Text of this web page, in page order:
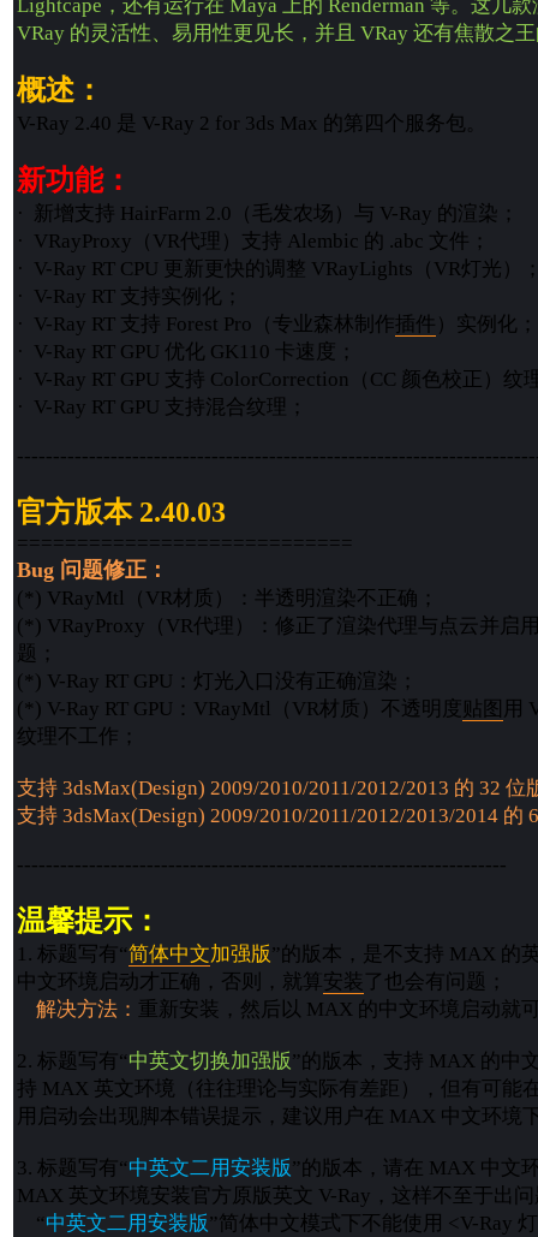
Lightcape，还有运行在 Maya 上的 Renderman 等。这几
VRay 的灵活性、易用性更见长，并且 VRay 还有焦散之
概述：
V-Ray 2.40 是 V-Ray 2 for 3ds Max 的第四个服务包。
新功能：
· 新增支持 HairFarm 2.0（毛发农场）与 V-Ray 的渲染；
· VRayProxy（VR代理）支持 Alembic 的 .abc 文件；
· V-Ray RT CPU 更新更快的调整 VRayLights（VR灯光）
· V-Ray RT 支持实例化；
· V-Ray RT 支持 Forest Pro（专业森林制作插件 ）实例化；
· V-Ray RT GPU 优化 GK110 卡速度；
· V-Ray RT GPU 支持 ColorCorrection（CC 颜色校正）纹
· V-Ray RT GPU 支持混合纹理；
官方版本 2.40.03
============================
Bug 问题修正：
(*) VRayMtl（VR材质）：半透明渲染不正确；
(*) VRayProxy（VR代理）：修正了渲染代理与点云并启
题；
(*) V-Ray RT GPU：灯光入口没有正确渲染；
(*) V-Ray RT GPU：VRayMtl（VR材质）不透明度 贴图 用
纹理不工作；
支持 3dsMax(Design) 2009/2010/2011/2012/2013 的 32 位
支持 3dsMax(Design) 2009/2010/2011/2012/2013/2014 的
--------------------------------------------------------------------
温馨提示：
1. 标题写有“简体中文加强版”的版本，是不支持 MAX 的
中文环境启动才正确，否则，就算安装 了也会有问题；
解决方法： 重新安装，然后以 MAX 的中文环境启动就
2. 标题写有“中英文切换加强版”的版本，支持 MAX 的中
持 MAX 英文环境（往往理论与实际有差距），但有可能
用启动会出现脚本错误提示，建议用户在 MAX 中文环境
3. 标题写有“中英文二用安装版”的版本，请在 MAX 中文
MAX 英文环境安装官方原版英文 V-Ray，这样不至于出
“中英文二用安装版”简体中文模式下不能使用 <V-Ray